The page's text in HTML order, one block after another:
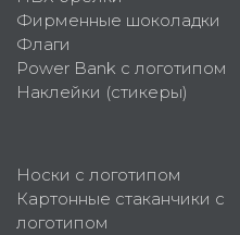
Фирменные шоколадки
Флаги
Power Bank с логотипом
Наклейки (стикеры)
Носки с логотипом
Картонные стаканчики с
логотипом